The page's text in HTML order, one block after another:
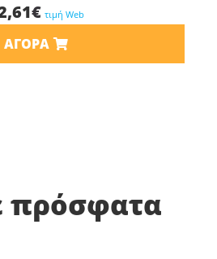
€ τιμή Web
ΑΓΟΡΆ
πρόσφατα